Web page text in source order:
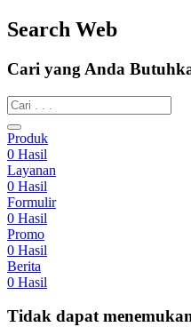
Search Web
Cari yang Anda
Produk
0 Hasil
Layanan
0 Hasil
Formulir
0 Hasil
Promo
0 Hasil
Berita
0 Hasil
Tidak dapat